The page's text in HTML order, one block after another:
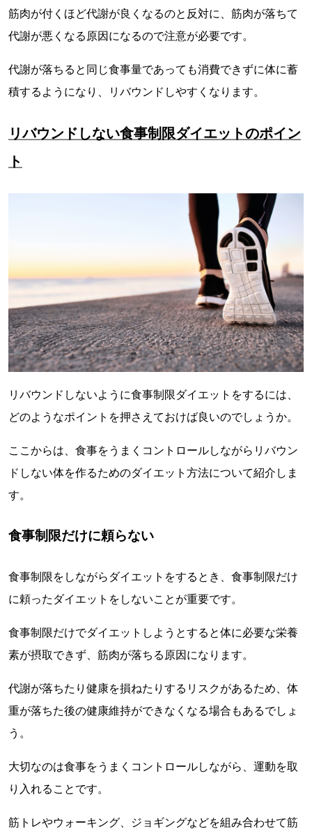
筋肉が付くほど代謝が良くなるのと反対に、筋肉が落ちて
代謝が悪くなる原因になるので注意が必要です。
代謝が落ちると同じ食事量であっても消費できずに体に蓄
積するようになり、リバウンドしやすくなります。
リバウンドしない食事制限ダイエットのポイン
ト
リバウンドしないように食事制限ダイエットをするには、
どのようなポイントを押さえておけば良いのでしょうか。
ここからは、食事をうまくコントロールしながらリバウン
ドしない体を作るためのダイエット方法について紹介しま
す。
食事制限だけに頼らない
食事制限をしながらダイエットをするとき、食事制限だけ
に頼ったダイエットをしないことが重要です。
食事制限だけでダイエットしようとすると体に必要な栄養
素が摂取できず、筋肉が落ちる原因になります。
代謝が落ちたり健康を損ねたりするリスクがあるため、体
重が落ちた後の健康維持ができなくなる場合もあるでしょ
う。
大切なのは食事をうまくコントロールしながら、運動を取
り入れることです。
筋トレやウォーキング、ジョギングなどを組み合わせて筋